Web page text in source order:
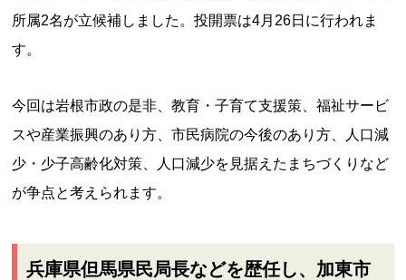
所属2名が立候補しました。投開票は4月26日に行われま
す。
今回は岩根市政の是非、教育・子育て支援策、福祉サービ
スや産業振興のあり方、市民病院の今後のあり方、人口減
少・少子高齢化対策、人口減少を見据えたまちづくりなど
が争点と考えられます。
兵庫県但馬県民局長などを歴任し、加東市